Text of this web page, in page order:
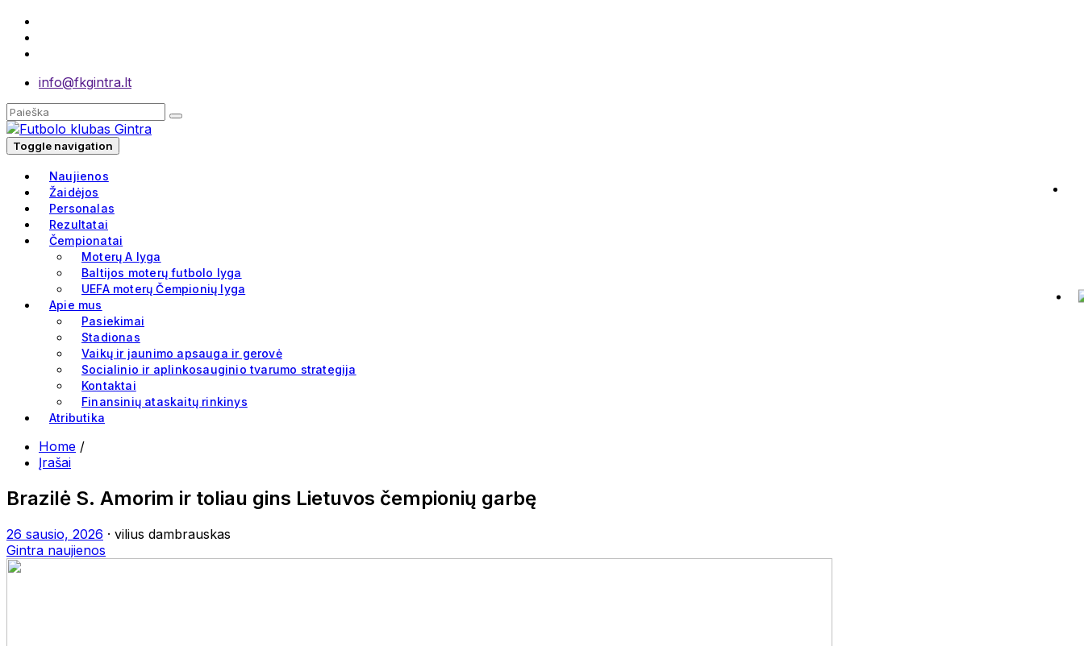
info@fkgintra.lt
Toggle navigation
Naujienos
Žaidėjos
Personalas
Rezultatai
Čempionatai
Moterų A lyga
Baltijos moterų futbolo lyga
UEFA moterų Čempionių lyga
Apie mus
Pasiekimai
Stadionas
Vaikų ir jaunimo apsauga ir gerovė
Socialinio ir aplinkosauginio tvarumo strategija
Kontaktai
Finansinių ataskaitų rinkinys
Atributika
Home /
Įrašai
Brazilė S. Amorim ir toliau gins Lietuvos čempionių garbę
26 sausio, 2026 · vilius dambrauskas
Gintra naujienos